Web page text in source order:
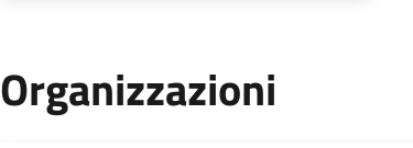
Organizzazioni